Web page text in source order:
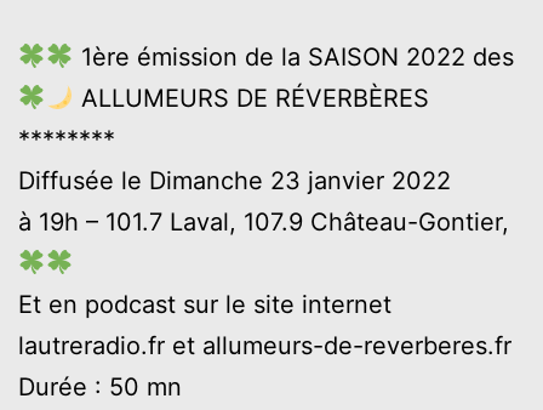
1ère émission de la SAISON 2022 des
ALLUMEURS DE RÉVERBÈRES
********
Diffusée le Dimanche 23 janvier 2022
à 19h – 101.7 Laval, 107.9 Château-Gontier,
Et en podcast sur le site internet
lautreradio.fr et allumeurs-de-reverberes.fr
Durée : 50 mn